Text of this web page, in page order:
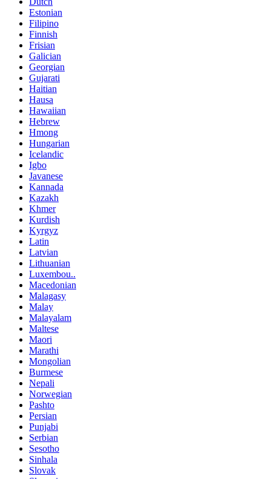
Estonian
Filipino
Finnish
Frisian
Galician
Georgian
Gujarati
Haitian
Hausa
Hawaiian
Hebrew
Hmong
Hungarian
Icelandic
Igbo
Javanese
Kannada
Kazakh
Khmer
Kurdish
Kyrgyz
Latin
Latvian
Lithuanian
Luxembou..
Macedonian
Malagasy
Malay
Malayalam
Maltese
Maori
Marathi
Mongolian
Burmese
Nepali
Norwegian
Pashto
Persian
Punjabi
Serbian
Sesotho
Sinhala
Slovak